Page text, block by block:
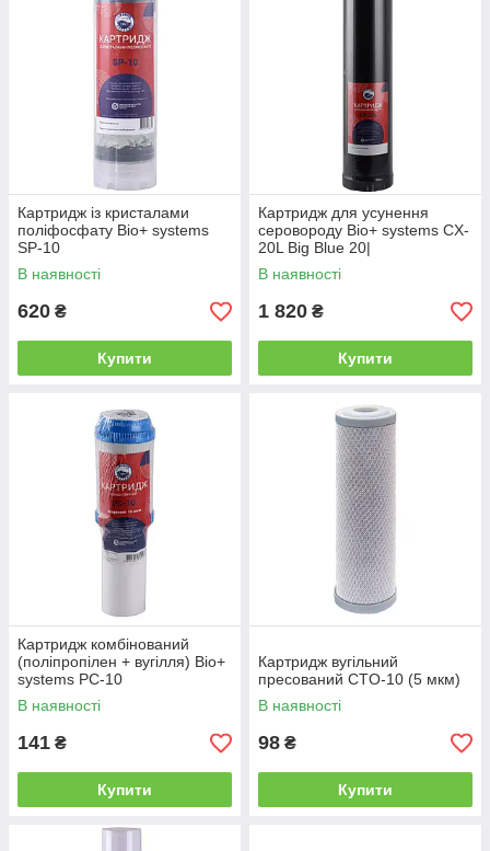
Картридж із кристалами
поліфосфату Bio+ systems
SP-10
В наявності
620 ₴
Купити
Картридж для усунення
серовороду Bio+ systems CX-
20L Big Blue 20|
В наявності
1 820 ₴
Купити
Картридж комбінований
(поліпропілен + вугілля) Bio+
systems PC-10
В наявності
141 ₴
Купити
Картридж вугільний
пресований CTO-10 (5 мкм)
В наявності
98 ₴
Купити